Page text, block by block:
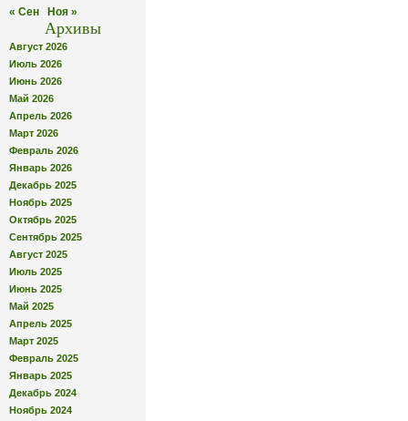
« Сен Ноя »
Архивы
Август 2026
Июль 2026
Июнь 2026
Май 2026
Апрель 2026
Март 2026
Февраль 2026
Январь 2026
Декабрь 2025
Ноябрь 2025
Октябрь 2025
Сентябрь 2025
Август 2025
Июль 2025
Июнь 2025
Май 2025
Апрель 2025
Март 2025
Февраль 2025
Январь 2025
Декабрь 2024
Ноябрь 2024